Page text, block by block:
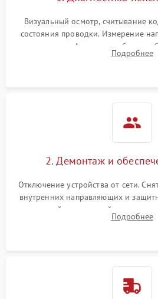
Визуальный осмотр, считывание
состояния проводки. Измерение
колодке. Анализ жалоб на
конвекцией, панелью управления
Подробнее
2. Демонтаж и
Отключение устройства от сети.
внутренних направляющих и
задней или верхней панели для
нагревательным элементам,
Подробнее